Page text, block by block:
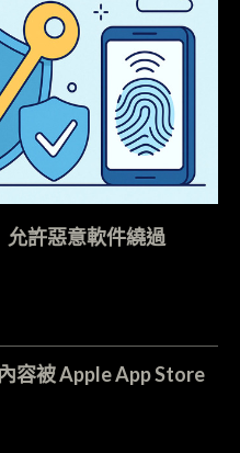
許惡意軟件繞過
容被 Apple App Store